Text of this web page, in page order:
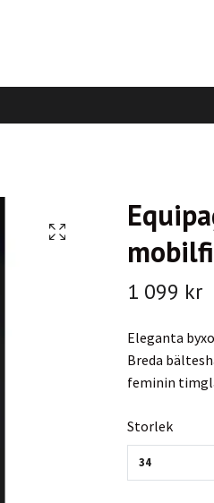
1 099 kr
Eleganta
Breda
feminin
Storlek
34